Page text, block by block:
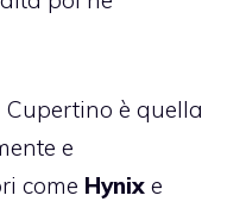
è quella
e
come Hynix e